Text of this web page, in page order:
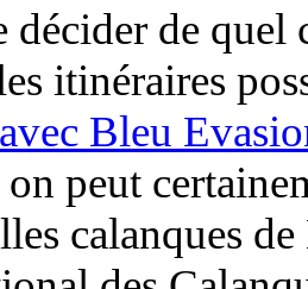
décider de
itinéraires
avec Bleu
on peut
calanques